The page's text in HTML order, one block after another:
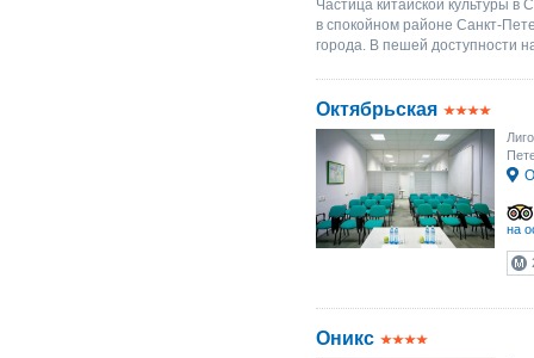
Частица китайской культуры
в спокойном районе Санкт-
города. В пешей доступности
Октябрьская
на
Оникс